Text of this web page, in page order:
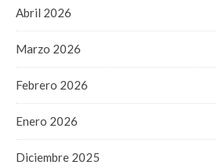
Abril 2026
Marzo 2026
Febrero 2026
Enero 2026
Diciembre 2025